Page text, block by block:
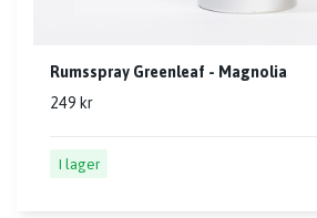
Rumsspray Greenleaf - Magnolia
249 kr
I lager